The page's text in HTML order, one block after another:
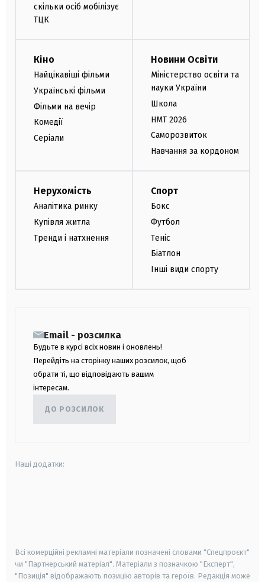
скільки осіб мобілізує
ТЦК
Кіно
Найцікавіші фільми
Українські фільми
Фільми на вечір
Комедії
Серіали
Новини Освіти
Міністерство освіти та
науки України
Школа
НМТ 2026
Саморозвиток
Навчання за кордоном
Нерухомість
Аналітика ринку
Купівля житла
Тренди і натхнення
Спорт
Бокс
Футбол
Теніс
Біатлон
Інші види спорту
Email - розсилка
Будьте в курсі всіх новин і оновлень!
Перейдіть на сторінку наших розсилок, щоб
обрати ті, що відповідають вашим
інтересам.
ДО РОЗСИЛОК
Наші додатки:
Всі комерційні рекламні матеріали позначені словами "Спецпроєкт"
чи "Партнерський матеріал". Матеріали з позначкою "Експерт",
"Позиція" відображають позицію авторів та героїв. Редакція може